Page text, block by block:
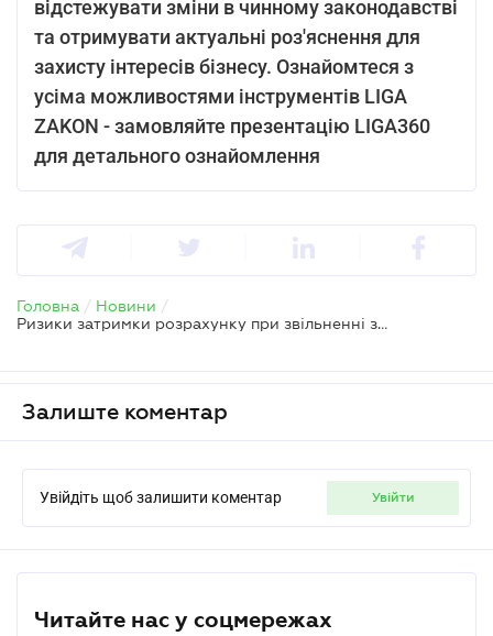
відстежувати зміни в чинному законодавстві
та отримувати актуальні роз'яснення для
захисту інтересів бізнесу. Ознайомтеся з
усіма можливостями інструментів LIGA
ZAKON - замовляйте презентацію LIGA360
для детального ознайомлення
Головна / Новини /
Ризики затримки розрахунку при звільненні за контрактом
Залиште коментар
Увійдіть щоб залишити коментар увійти
Читайте нас у соцмережах